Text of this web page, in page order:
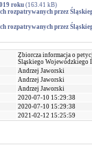
roku(163.41 kB)
rozpatrywanych przez
rozpatrywanych przez
Zbiorcza informacja o
Śląskiego Wojewódzkiego
Andrzej Jaworski
Andrzej Jaworski
Andrzej Jaworski
2020-07-10 15:29:38
2020-07-10 15:29:38
2021-02-12 15:25:59